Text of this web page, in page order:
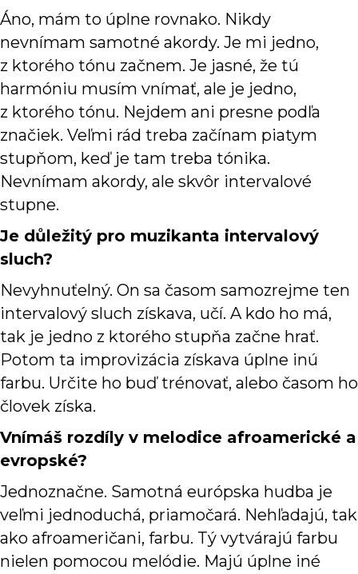
Áno, mám to úplne rovnako. Nikdy
nevnímam samotné akordy. Je mi jedno,
z ktorého tónu začnem. Je jasné, že tú
harmóniu musím vnímať, ale je jedno,
z ktorého tónu. Nejdem ani presne podľa
značiek. Veľmi rád treba začínam piatym
stupňom, keď je tam treba tónika.
Nevnímam akordy, ale skvôr intervalové
stupne.
Je důležitý pro muzikanta intervalový
sluch?
Nevyhnuťelný. On sa časom samozrejme ten
intervalový sluch získava, učí. A kdo ho má,
tak je jedno z ktorého stupňa začne hrať.
Potom ta improvizácia získava úplne inú
farbu. Určite ho buď trénovať, alebo časom ho
človek získa.
Vnímáš rozdíly v melodice afroamerické a
evropské?
Jednoznačne. Samotná európska hudba je
veľmi jednoduchá, priamočará. Nehľadajú, tak
ako afroameričani, farbu. Tý vytvárajú farbu
nielen pomocou melódie. Majú úplne iné